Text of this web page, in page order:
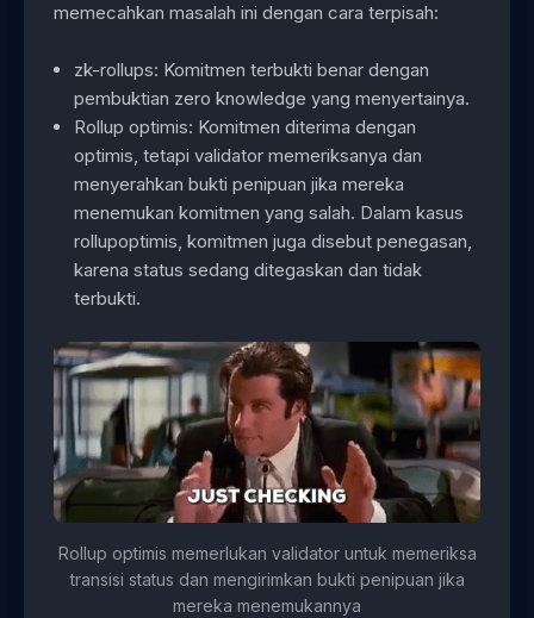
memecahkan masalah ini dengan cara terpisah:
zk-rollups: Komitmen terbukti benar dengan
pembuktian zero knowledge yang menyertainya.
Rollup optimis: Komitmen diterima dengan
optimis, tetapi validator memeriksanya dan
menyerahkan bukti penipuan jika mereka
menemukan komitmen yang salah. Dalam kasus
rollupoptimis, komitmen juga disebut penegasan,
karena status sedang ditegaskan dan tidak
terbukti.
Rollup optimis memerlukan validator untuk memeriksa
transisi status dan mengirimkan bukti penipuan jika
mereka menemukannya